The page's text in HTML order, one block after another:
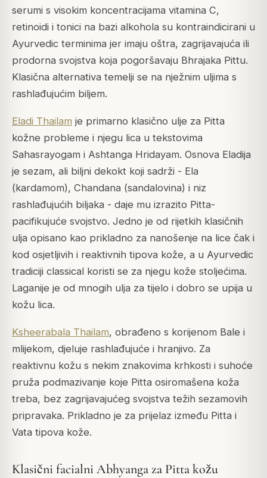
serumi s visokim koncentracijama vitamina C,
retinoidi i tonici na bazi alkohola su kontraindicirani u
Ayurvedic terminima jer imaju oštra, zagrijavajuća ili
prodorna svojstva koja pogoršavaju Bhrajaka Pittu.
Klasična alternativa temelji se na nježnim uljima s
rashlađujućim biljem.
Eladi Thailam je primarno klasično ulje za Pitta
kožne probleme i njegu lica u tekstovima
Sahasrayogam i Ashtanga Hridayam. Osnova Eladija
je sezam, ali biljni dekokt koji sadrži - Ela
(kardamom), Chandana (sandalovina) i niz
rashlađujućih biljaka - daje mu izrazito Pitta-
pacifikujuće svojstvo. Jedno je od rijetkih klasičnih
ulja opisano kao prikladno za nanošenje na lice čak i
kod osjetljivih i reaktivnih tipova kože, a u Ayurvedic
tradiciji classical koristi se za njegu kože stoljećima.
Laganije je od mnogih ulja za tijelo i dobro se upija u
kožu lica.
Ksheerabala Thailam, obrađeno s korijenom Bale i
mlijekom, djeluje rashlađujuće i hranjivo. Za
reaktivnu kožu s nekim znakovima krhkosti i suhoće
pruža podmazivanje koje Pitta osiromašena koža
treba, bez zagrijavajućeg svojstva težih sezamovih
pripravaka. Prikladno je za prijelaz između Pitta i
Vata tipova kože.
Klasični facialni Abhyanga za Pitta kožu